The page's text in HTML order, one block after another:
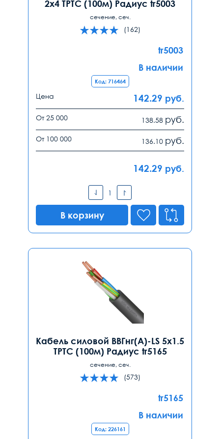
2х4 ТРТС (100м) Радиус tr5003
сечение, сеч.
(162)
tr5003
В наличии
Код: 716464
Цена 142.29 руб.
От 25 000 138.58 руб.
От 100 000 136.10 руб.
142.29 руб.
В корзину
Кабель силовой ВВГнг(А)-LS 5х1.5
ТРТС (100м) Радиус tr5165
сечение, сеч.
(573)
tr5165
В наличии
Код: 226161